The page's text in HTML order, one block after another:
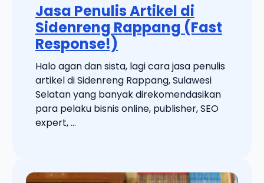
Jasa Penulis Artikel di
Sidenreng Rappang (Fast
Response!)
Halo agan dan sista, lagi cara jasa penulis
artikel di Sidenreng Rappang, Sulawesi
Selatan yang banyak direkomendasikan
para pelaku bisnis online, publisher, SEO
expert, ...